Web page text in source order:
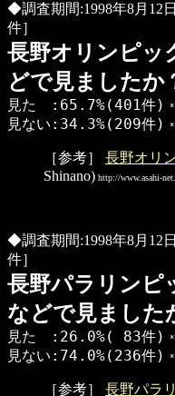
◆調査期間:1998年8月12
件］
長野オリンピッ
どで見ましたか
見た :65.7%(401件)
見ない:34.3%(209件)
［参考］ 長野オリ
Shinano) http://www.asahi-
◆調査期間:1998年8月12
件］
長野パラリンピ
などで見ました
見た :26.0%( 83件)
見ない:74.0%(236件)
［参考］ 長野パラ